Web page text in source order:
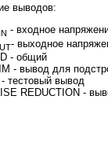
выводов:
IN - входное
- выходное
- общий
- вывод для
тестовый вывод
REDUCTION -